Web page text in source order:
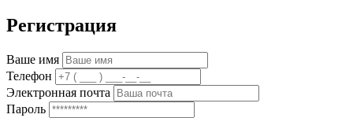
Регистрация
Ваше имя
Телефон
Электронная почта
Пароль